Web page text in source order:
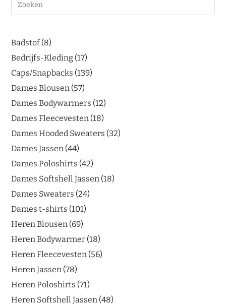
Badstof 8
Bedrijfs-Kleding 17
Caps/Snapbacks 139
Dames Blousen 57
Dames Bodywarmers 12
Dames Fleecevesten 18
Dames Hooded Sweaters 32
Dames Jassen 44
Dames Poloshirts 42
Dames Softshell Jassen 18
Dames Sweaters 24
Dames t-shirts 101
Heren Blousen 69
Heren Bodywarmer 18
Heren Fleecevesten 56
Heren Jassen 78
Heren Poloshirts 71
Heren Softshell Jassen 48